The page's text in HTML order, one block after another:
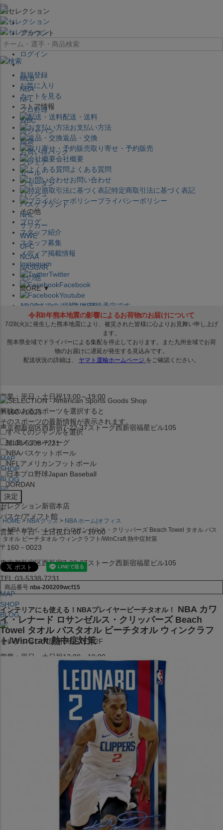
×
アカウント
ログイン
新規登録
お気に入り
カートを見る
ストア情報
配送・送料
お支払い方法
返品・交換
取り寄せ・予約販売
会社概要
よくある質問
お問い合わせ
特定商取引法に基づく表記
プライバシーポリシー
その他
ブログ
スタッフ紹介
スタッフ募集
メディア掲載情報
Instagram
Twitter
Facebook
Youtube
セレクション公式LINE@
営業：平日・土日祝13:00～19:00
〒160－0023
東京都新宿区西新宿7-22-37ストーク西新宿福星ビル105
TEL:03-5338-7231
MAP
SHOP
BLOG
セレクション新宿本店
バスケ/アメフト館
営業：平日・土日祝13:00～19:00
〒160－0023
東京都新宿区西新宿7-22-37ストーク西新宿福星ビル105
TEL:03-5338-7231
MAP
SHOP
BLOG
セレクション大阪店BIGSTEP 2F
営業：平日・土日祝12:00～19:00
大阪府大阪市中央区西心斎橋1丁目6番14号
営業：土・日・祝日のみ 12:00-18:00
東京都千代田区神田三崎町２丁目２２−１ 1F
MLB
NBA
NFL
プロ野球
WBC
侍ジャパン
福袋
お買い得パック
プレミア
セール
ジョーダン
バッシュ
バスケブランド
NHL
サッカー
WWE
UFC
NCAA
NASCAR
その他
MORE ▼
12:00までのご注文は発送予定です。
在庫品は 1-3営業日内で発送!! ※お取寄せ商品は対象外
興味のあるスポーツを選択すると
そのスポーツの最新情報が表示されます。
すべてのジャンルを選択
MLBメジャーリーグ
NBAバスケットボール
NFL アメリカンフットボール
日本プロ野球Japan Baseball
JORDAN
x
HOME NBA グッズ
NBA ホーム|オフィス
NBA カワイ・レナード ロサンゼルス・クリッパーズ Beach Towel タオル バス
タオル ビーチタオル ウィンクラフト/WinCraft 熱中症対策
商品番号 nba-200209wcf15
インテリアにも使える！NBAプレイヤービーチタオル！
NBA カワ
イ・レナード ロサンゼルス・クリッパーズ Beach
Towel タオル バスタオル ビーチタオル ウィンクラフ
ト/WinCraft 熱中症対策